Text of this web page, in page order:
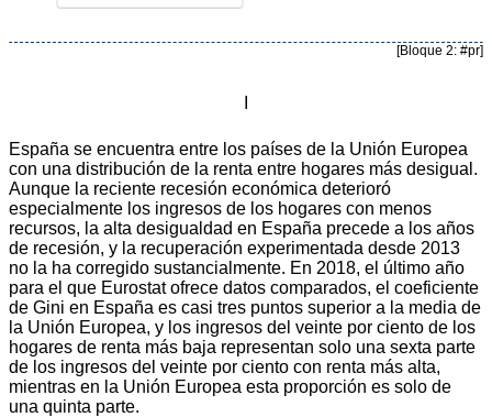
[Bloque 2: #pr]
España se encuentra entre los países de la Unión Europea
con una distribución de la renta entre hogares más desigual.
Aunque la reciente recesión económica deterioró
especialmente los ingresos de los hogares con menos
recursos, la alta desigualdad en España precede a los años
de recesión, y la recuperación experimentada desde 2013
no la ha corregido sustancialmente. En 2018, el último año
para el que Eurostat ofrece datos comparados, el coeficiente
de Gini en España es casi tres puntos superior a la media de
la Unión Europea, y los ingresos del veinte por ciento de los
hogares de renta más baja representan solo una sexta parte
de los ingresos del veinte por ciento con renta más alta,
mientras en la Unión Europea esta proporción es solo de
una quinta parte.